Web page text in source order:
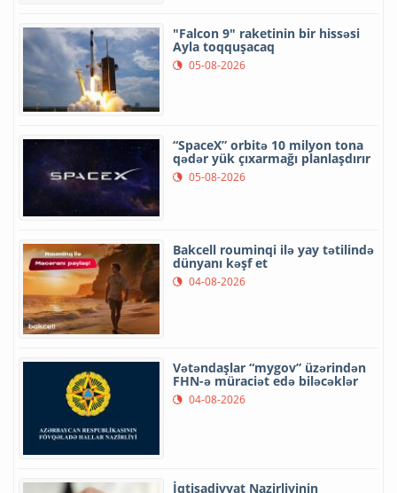
"Falcon 9" raketinin bir hissəsi
Ayla toqquşacaq
05-08-2026
“SpaceX” orbitə 10 milyon tona
qədər yük çıxarmağı planlaşdırır
05-08-2026
Bakcell rouminqi ilə yay tətilində
dünyanı kəşf et
04-08-2026
Vətəndaşlar “mygov” üzərindən
FHN-ə müraciət edə biləcəklər
04-08-2026
İqtisadiyyat Nazirliyinin